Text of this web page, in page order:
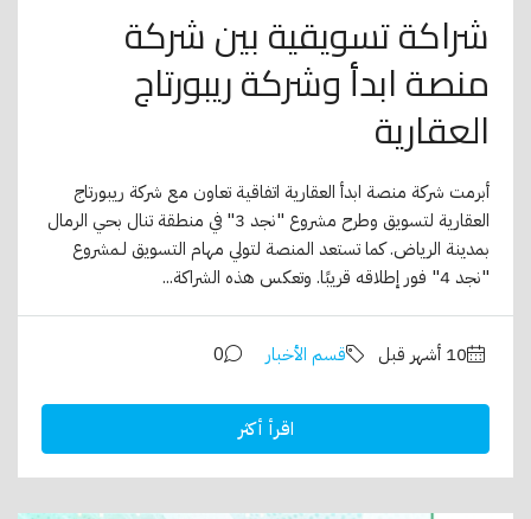
شراكة تسويقية بين شركة
منصة ابدأ وشركة ريبورتاج
العقارية
أبرمت شركة منصة ابدأ العقارية اتفاقية تعاون مع شركة ريبورتاج
العقارية لتسويق وطرح مشروع "نجد 3" في منطقة تنال بحي الرمال
بمدينة الرياض. كما تستعد المنصة لتولي مهام التسويق لـمشروع
"نجد 4" فور إطلاقه قريبًا. وتعكس هذه الشراكة...
قسم الأخبار 0
اقرأ أكثر